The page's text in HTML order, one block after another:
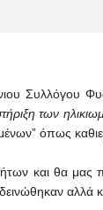
Συλλόγου
των
όπως
και θα
αλλά